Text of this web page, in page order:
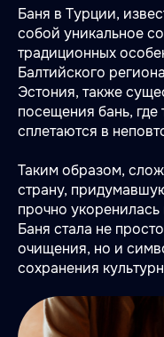
Баня в Турции,
собой уникальное
традиционных
Балтийского
Эстония, также
посещения бань, где
сплетаются в
Таким образом,
страну,
прочно
Баня стала не
очищения, но и
сохранения